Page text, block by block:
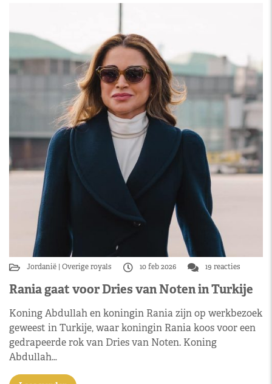
Jordanië Overige royals 10 feb 2026 19 reacties
Rania gaat voor Dries van Noten in Turkije
Koning Abdullah en koningin Rania zijn op werkbezoek
geweest in Turkije, waar koningin Rania koos voor een
gedrapeerde rok van Dries van Noten. Koning
Abdullah…